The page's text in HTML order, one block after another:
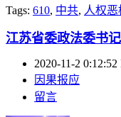
Tags: 610, 中共, 人权恶
江苏省委政法委书
2020-11-2 0:12:52
因果报应
留言